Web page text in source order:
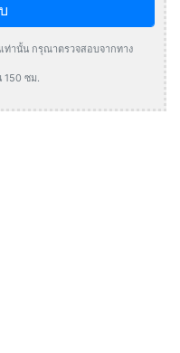
ท่านั้น กรุณาตรวจสอบจากทาง
150 ซม.